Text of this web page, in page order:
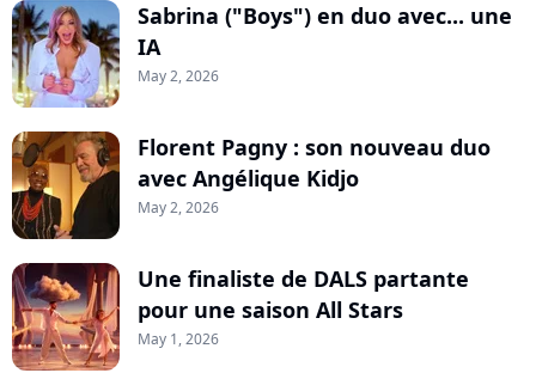
Sabrina ("Boys") en duo avec... une
IA
May 2, 2026
Florent Pagny : son nouveau duo
avec Angélique Kidjo
May 2, 2026
Une finaliste de DALS partante
pour une saison All Stars
May 1, 2026